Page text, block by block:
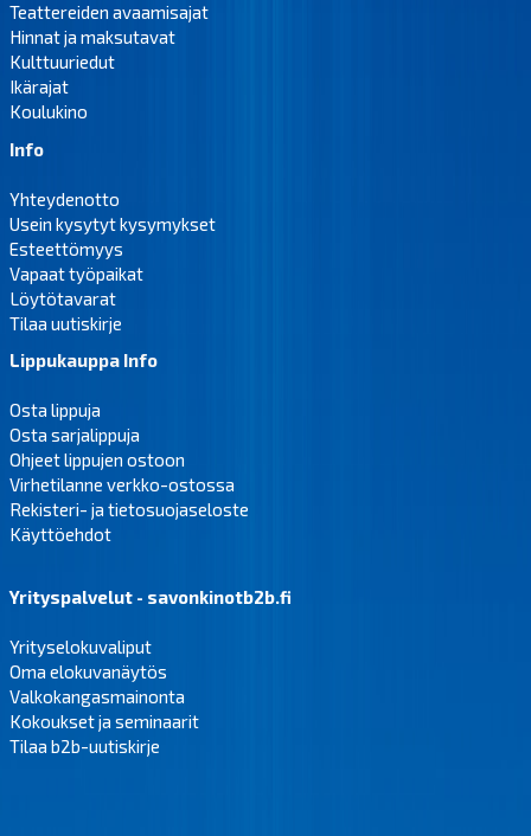
Teattereiden avaamisajat
Hinnat ja maksutavat
Kulttuuriedut
Ikärajat
Koulukino
Info
Yhteydenotto
Usein kysytyt kysymykset
Esteettömyys
Vapaat työpaikat
Löytötavarat
Tilaa uutiskirje
Lippukauppa Info
Osta lippuja
Osta sarjalippuja
Ohjeet lippujen ostoon
Virhetilanne verkko-ostossa
Rekisteri- ja tietosuojaseloste
Käyttöehdot
Yrityspalvelut - savonkinotb2b.fi
Yrityselokuvaliput
Oma elokuvanäytös
Valkokangasmainonta
Kokoukset ja seminaarit
Tilaa b2b-uutiskirje